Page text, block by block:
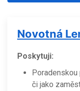
Novotná
Poskytuji:
či jako